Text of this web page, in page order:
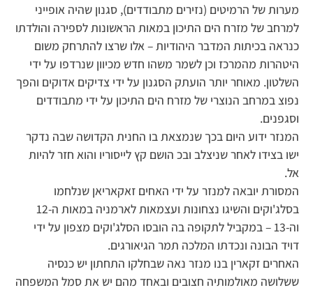
מערות של הרמיטים (נזירים מתבודדים), סגנון שהיה אופייני
למרחב של מזרח הים התיכון במאות הראשונות לספירה והולדתו
כנראה בכיתות המדבר היהודיות – אלו שרצו להתרחק משום
היטהרות מהמרכז וכן לשמר משהו חדש מכיוון שנרדפו על ידי
השלטון. מאוחר יותר הועתק הסגנון על ידי צדיקים אדוקים והפך
נפוצ במרחב הנוצרי של מזרח הים התיכון על ידי מתבודדים
וסגפנים.
המנזר ידוע היום בכך שנמצאת בו החנית הקדושה שבה נדקר
ישו בצידו לאחר שניצלב ובכ הושם קץ לייסוריו והוא חזר להיות
אל.
המסורת יובאה למנזר על ידי האחים זאקאריאן שנלחמו
בסלג'וקים והשיגו נצחונות ועצמאות לארמניה במאות ה-12
וה-13 – במקביל לתקופה בה הובסו הסלג'וקים מצפון על ידי
דויד הבונה ונכדתו המלכה תמר הגיאורגים.
האחרים זקארין בנו מנזר נאה שבחלקו התחתון יש כנסיה
ששלושה מאולמותיה חצובים ובאחד מהם יש את סמל המשפחה